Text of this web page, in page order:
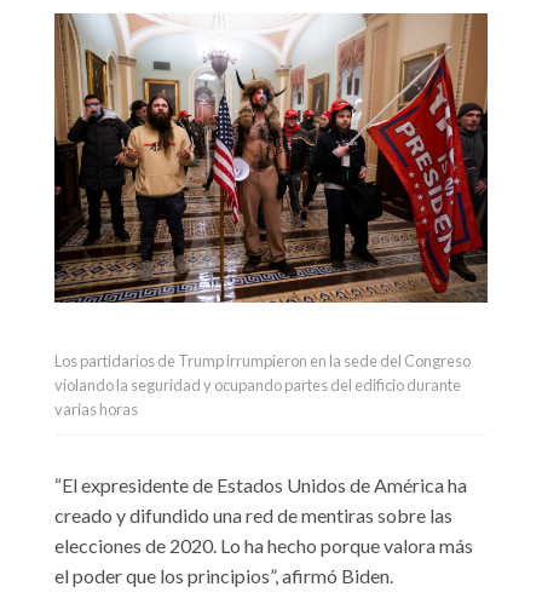
Los partidarios de Trump irrumpieron en la sede del Congreso
violando la seguridad y ocupando partes del edificio durante
varias horas
“El expresidente de Estados Unidos de América ha
creado y difundido una red de mentiras sobre las
elecciones de 2020. Lo ha hecho porque valora más
el poder que los principios”, afirmó Biden.